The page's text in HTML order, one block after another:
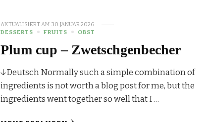
AKTUALISIERT AM 30. JANUAR 2026
DESSERTS
FRUITS OBST
Plum cup – Zwetschgenbecher
↓Deutsch Normally such a simple combination of
ingredients is not worth a blog post for me, but the
ingredients went together so well that I …